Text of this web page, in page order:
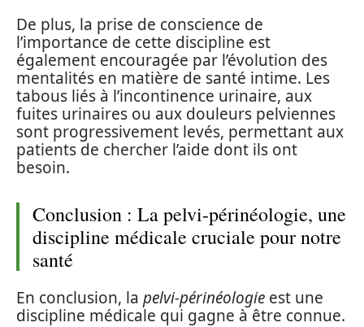
De plus, la prise de conscience de
l’importance de cette discipline est
également encouragée par l’évolution des
mentalités en matière de santé intime. Les
tabous liés à l’incontinence urinaire, aux
fuites urinaires ou aux douleurs pelviennes
sont progressivement levés, permettant aux
patients de chercher l’aide dont ils ont
besoin.
Conclusion : La pelvi-périnéologie, une
discipline médicale cruciale pour notre
santé
En conclusion, la pelvi-périnéologie est une
discipline médicale qui gagne à être connue.